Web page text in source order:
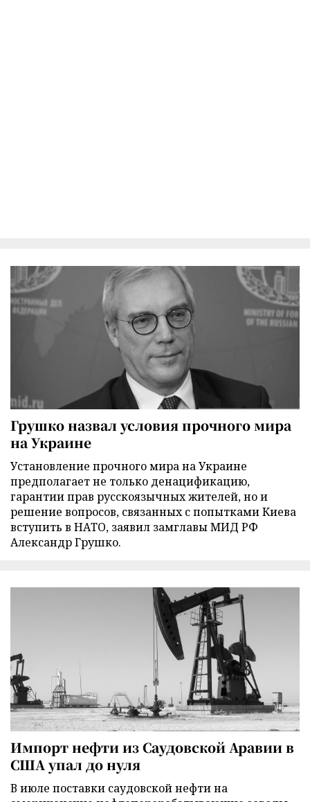
Грушко назвал условия прочного мира
на Украине
Установление прочного мира на Украине
предполагает не только денацификацию,
гарантии прав русскоязычных жителей, но и
решение вопросов, связанных с попытками Киева
вступить в НАТО, заявил замглавы МИД РФ
Александр Грушко.
Импорт нефти из Саудовской Аравии в
США упал до нуля
В июле поставки саудовской нефти на